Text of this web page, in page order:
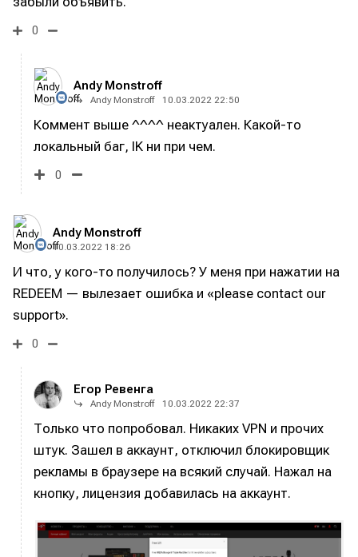
Вы сможете общаться в комментариях,
добавлять материалы в избранное и пользоваться
Вы сможете общаться в комментариях,
добавлять материалы в избранное и пользоваться
Вы сможете общаться в комментариях,
добавлять материалы в избранное и пользоваться
Написание
Продакшн
Оборудование
Софт
Индустрия
Сцена
Вы сможете общаться в комментариях,
добавлять материалы в избранное и пользоваться
Написание
Продакшн
Оборудование
Софт
Индустрия
Сцена
0
Andy Monstroff
Andy Monstroff 10.03.2022 22:50
Коммент выше ^^^^ неактуален. Какой-то
локальный баг, IK ни при чем.
0
Andy Monstroff
10.03.2022 18:26
И что, у кого-то получилось? У меня при нажатии на
REDEEM — вылезает ошибка и «please contact our
support».
0
Егор Ревенга
Andy Monstroff 10.03.2022 22:37
Только что попробовал. Никаких VPN и прочих
штук. Зашел в аккаунт, отключил блокировщик
рекламы в браузере на всякий случай. Нажал на
кнопку, лицензия добавилась на аккаунт.